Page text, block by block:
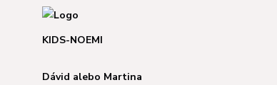
KIDS-NOEMI
Dávid alebo Martina